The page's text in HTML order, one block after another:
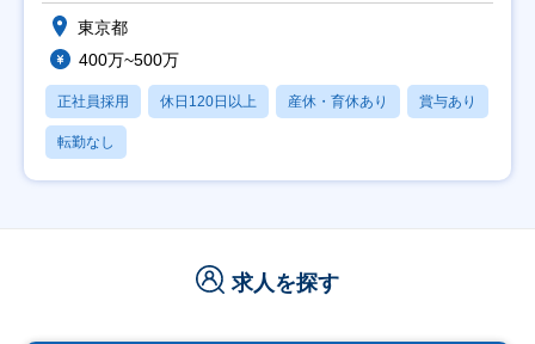
東京都
400万~500万
正社員採用 休日120日以上 産休・育休あり 賞与あり
転勤なし
求人を探す